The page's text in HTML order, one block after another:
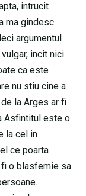
intrucit
ma gindesc
argumentul
incit nici
ca este
nu stiu cine a
la Arges ar fi
Asfintitul este o
la cel in
ce poarta
fi o blasfemie sa